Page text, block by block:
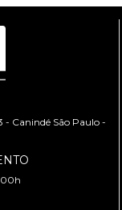
- Canindé São Paulo -